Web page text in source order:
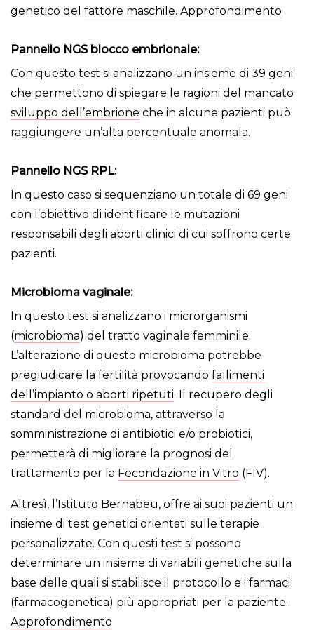
genetico del fattore maschile. Approfondimento
Pannello NGS blocco embrionale:
Con questo test si analizzano un insieme di 39 geni
che permettono di spiegare le ragioni del mancato
sviluppo dell’embrione che in alcune pazienti può
raggiungere un’alta percentuale anomala.
Pannello NGS RPL:
In questo caso si sequenziano un totale di 69 geni
con l’obiettivo di identificare le mutazioni
responsabili degli aborti clinici di cui soffrono certe
pazienti.
Microbioma vaginale:
In questo test si analizzano i microrganismi
(microbioma) del tratto vaginale femminile.
L’alterazione di questo microbioma potrebbe
pregiudicare la fertilità provocando fallimenti
dell’impianto o aborti ripetuti. Il recupero degli
standard del microbioma, attraverso la
somministrazione di antibiotici e/o probiotici,
permetterà di migliorare la prognosi del
trattamento per la Fecondazione in Vitro (FIV).
Altresì, l’Istituto Bernabeu, offre ai suoi pazienti un
insieme di test genetici orientati sulle terapie
personalizzate. Con questi test si possono
determinare un insieme di variabili genetiche sulla
base delle quali si stabilisce il protocollo e i farmaci
(farmacogenetica) più appropriati per la paziente.
Approfondimento